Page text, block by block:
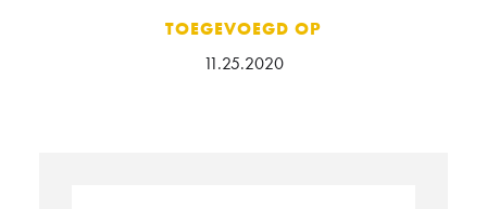
TOEGEVOEGD OP
11.25.2020